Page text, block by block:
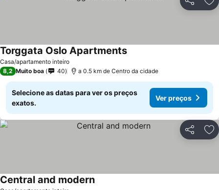
Partilhar
Casa/apartamento inteiro
Torggata Oslo Apartments
8,2 Muito boa 40 a 0.5 km de Centro da cidade
Selecione as datas para ver os preços
exatos.
Ver preços
Partilhar
Central and modern